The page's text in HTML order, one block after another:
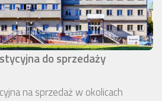
do sprzedaży
na sprzedaż w okolicach